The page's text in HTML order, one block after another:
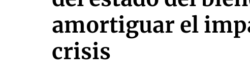
amortiguar el
crisis